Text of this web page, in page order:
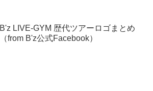
B'z LIVE-GYM 歴代ツアーロゴまとめ
（from B'z公式Facebook）